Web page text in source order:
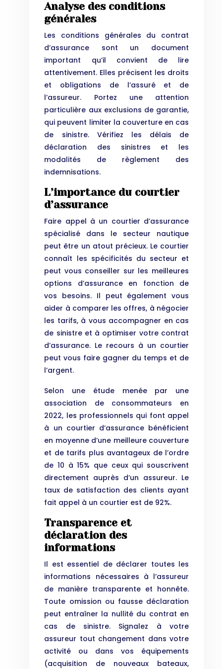
Analyse des conditions
générales
Les conditions générales du contrat
d’assurance sont un document
important qu’il convient de lire
attentivement. Elles précisent les droits
et obligations de l’assuré et de
l’assureur. Portez une attention
particulière aux exclusions de garantie,
qui peuvent limiter la couverture en cas
de sinistre. Vérifiez les délais de
déclaration des sinistres et les
modalités de règlement des
indemnisations.
L’importance du courtier
d’assurance
Faire appel à un courtier d’assurance
spécialisé dans le secteur nautique
peut être un atout précieux. Le courtier
connaît les spécificités du secteur et
peut vous conseiller sur les meilleures
options d’assurance en fonction de
vos besoins. Il peut également vous
aider à comparer les offres, à négocier
les tarifs, à vous accompagner en cas
de sinistre et à optimiser votre contrat
d’assurance. Le recours à un courtier
peut vous faire gagner du temps et de
l’argent.
Selon une étude menée par une
association de consommateurs en
2022, les professionnels qui font appel
à un courtier d’assurance bénéficient
en moyenne d’une meilleure couverture
et de tarifs plus avantageux de l’ordre
de 10 à 15% que ceux qui souscrivent
directement auprès d’un assureur. Le
taux de satisfaction des clients ayant
fait appel à un courtier est de 92%.
Transparence et
déclaration des
informations
Il est essentiel de déclarer toutes les
informations nécessaires à l’assureur
de manière transparente et honnête.
Toute omission ou fausse déclaration
peut entraîner la nullité du contrat en
cas de sinistre. Signalez à votre
assureur tout changement dans votre
activité ou dans vos équipements
(acquisition de nouveaux bateaux,